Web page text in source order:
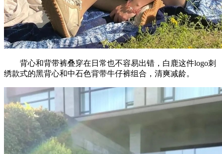
背心和背带裤叠穿在日常也不容易出错，白鹿这件logo刺
绣款式的黑背心和中石色背带牛仔裤组合，清爽减龄。